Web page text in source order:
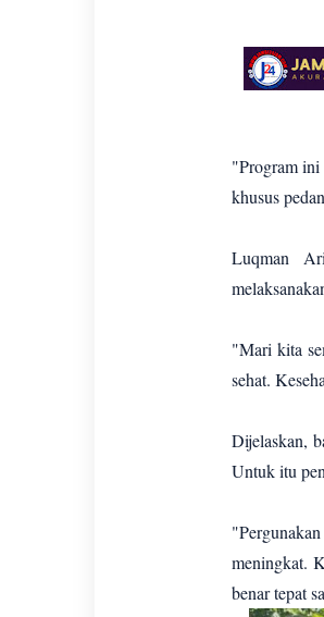
"Program ini
khusus
Luqman
"Mari kita
sehat.
Dijelaskan,
Untuk itu
meningkat.
benar tepat